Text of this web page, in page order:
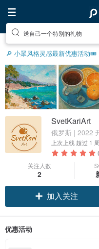
送自己一个特别的礼物
🔎 小眾风格灵感最新优惠活动🎟️
SvetKariArt
俄罗斯 | 2022
上次上线 超过 1 周
关注人数
2
加入关注
优惠活动